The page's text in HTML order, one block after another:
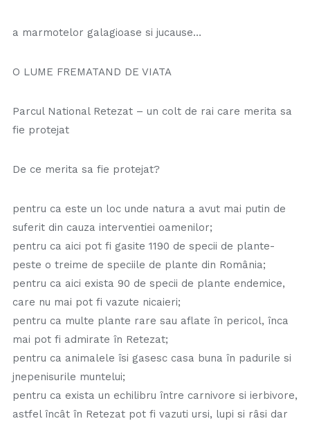
a marmotelor galagioase si jucause…
O LUME FREMATAND DE VIATA
Parcul National Retezat – un colt de rai care merita sa
fie protejat
De ce merita sa fie protejat?
pentru ca este un loc unde natura a avut mai putin de
suferit din cauza interventiei oamenilor;
pentru ca aici pot fi gasite 1190 de specii de plante-
peste o treime de speciile de plante din România;
pentru ca aici exista 90 de specii de plante endemice,
care nu mai pot fi vazute nicaieri;
pentru ca multe plante rare sau aflate în pericol, înca
mai pot fi admirate în Retezat;
pentru ca animalele îsi gasesc casa buna în padurile si
jnepenisurile muntelui;
pentru ca exista un echilibru între carnivore si ierbivore,
astfel încât în Retezat pot fi vazuti ursi, lupi si râsi dar